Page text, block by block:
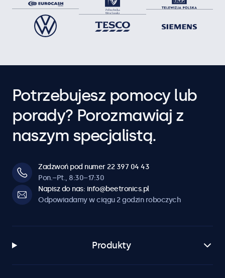
Potrzebujesz pomocy lub
porady? Porozmawiaj z
naszym specjalistą.
Zadzwoń pod numer 22 397 04 43
Pon.–Pt., 8:30–17:30
Napisz do nas: info@beetronics.pl
Odpowiadamy w ciągu 2 godzin roboczych
Produkty